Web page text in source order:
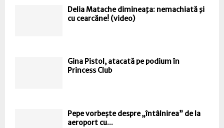
Delia Matache dimineaţa: nemachiată şi
cu cearcăne! (video)
Gina Pistol, atacată pe podium în
Princess Club
Pepe vorbește despre „întâlnirea” de la
aeroport cu...